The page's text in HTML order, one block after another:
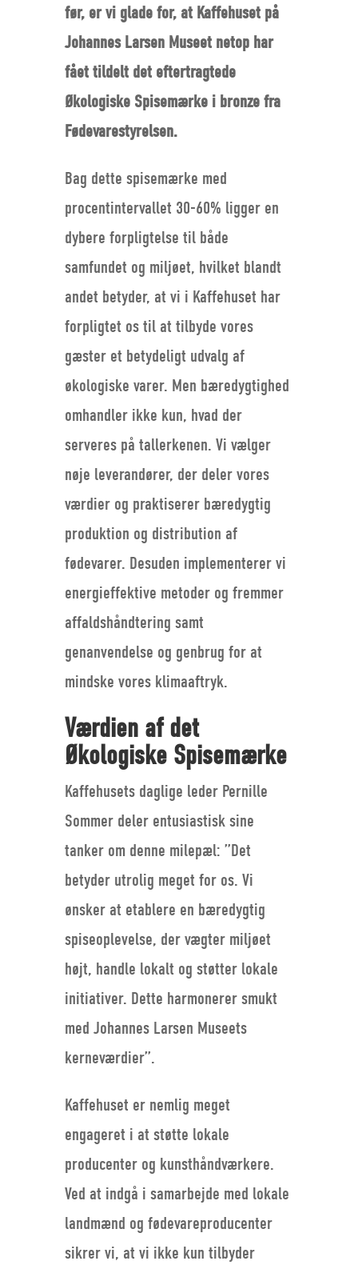
før, er vi glade for, at Kaffehuset på
Johannes Larsen Museet netop har
fået tildelt det eftertragtede
Økologiske Spisemærke i bronze fra
Fødevarestyrelsen.
Bag dette spisemærke med
procentintervallet 30-60% ligger en
dybere forpligtelse til både
samfundet og miljøet, hvilket blandt
andet betyder, at vi i Kaffehuset har
forpligtet os til at tilbyde vores
gæster et betydeligt udvalg af
økologiske varer. Men bæredygtighed
omhandler ikke kun, hvad der
serveres på tallerkenen. Vi vælger
nøje leverandører, der deler vores
værdier og praktiserer bæredygtig
produktion og distribution af
fødevarer. Desuden implementerer vi
energieffektive metoder og fremmer
affaldshåndtering samt
genanvendelse og genbrug for at
mindske vores klimaaftryk.
Værdien af det
Økologiske Spisemærke
Kaffehusets daglige leder Pernille
Sommer deler entusiastisk sine
tanker om denne milepæl: ”Det
betyder utrolig meget for os. Vi
ønsker at etablere en bæredygtig
spiseoplevelse, der vægter miljøet
højt, handle lokalt og støtter lokale
initiativer. Dette harmonerer smukt
med Johannes Larsen Museets
kerneværdier”.
Kaffehuset er nemlig meget
engageret i at støtte lokale
producenter og kunsthåndværkere.
Ved at indgå i samarbejde med lokale
landmænd og fødevareproducenter
sikrer vi, at vi ikke kun tilbyder